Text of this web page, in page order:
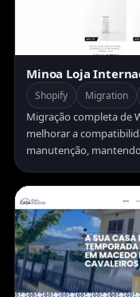
Minoa Loja
Shopify Migration
Migração completa de
melhorar a
manutenção,